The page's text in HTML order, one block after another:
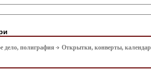
дело, полиграфия Открытки, конверты,